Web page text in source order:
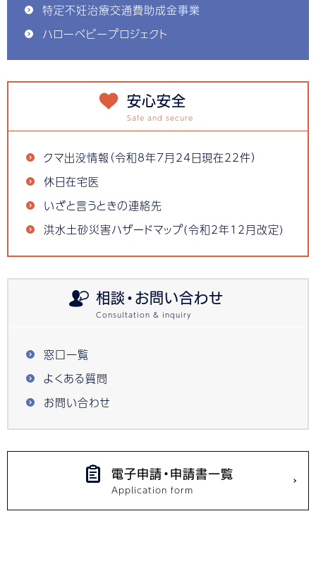
特定不妊治療交通費助成金事業
ハローベビープロジェクト
安心安全
クマ出没情報（令和8年7月24日現在22件）
休日在宅医
いざと言うときの連絡先
洪水土砂災害ハザードマップ(令和2年12月改定)
相談・お問い合わせ
窓口一覧
よくある質問
お問い合わせ
電子申請・申請書一覧